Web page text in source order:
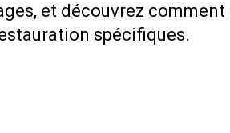
et découvrez
spécifiques.